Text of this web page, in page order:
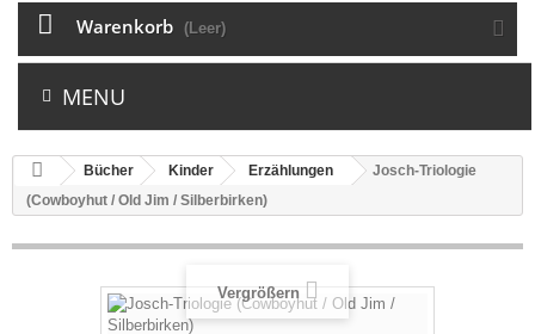
Warenkorb (Leer)
MENU
Bücher Kinder Erzählungen
Josch-Triologie
(Cowboyhut / Old Jim / Silberbirken)
Vergrößern